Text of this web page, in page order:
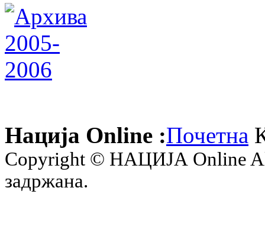
Нација Online :Почетна
Copyright © НАЦИЈА Online
задржана.